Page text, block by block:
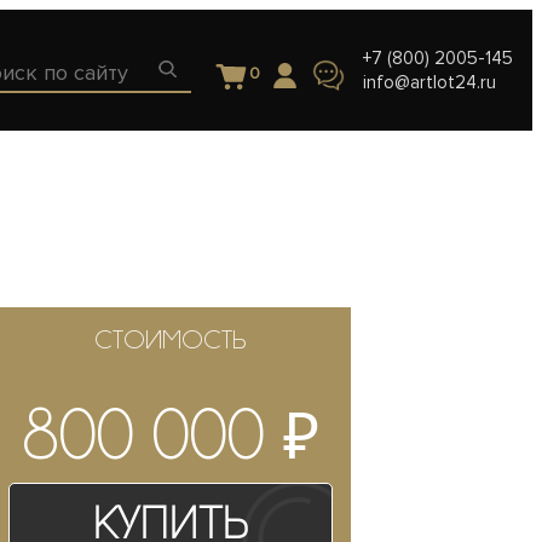
0
+7 (800) 2005-145
info@artlot24.ru
СТОИМОСТЬ
800 000 ₽
Купить